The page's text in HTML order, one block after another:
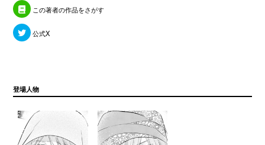
この著者の作品をさがす
公式X
登場人物